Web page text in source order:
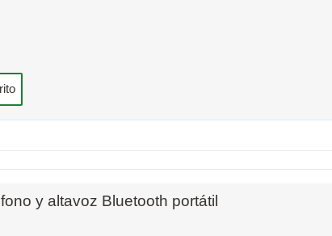
y altavoz Bluetooth portátil